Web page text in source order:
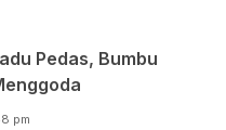
Pedas, Bumbu
pm